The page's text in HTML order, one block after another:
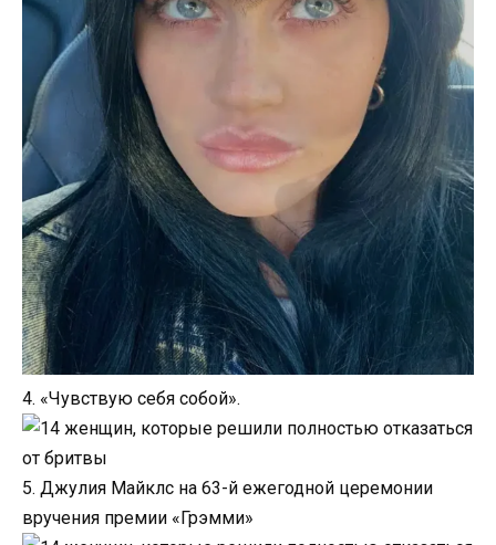
4. «Чувствую себя собой».
5. Джулия Майклс на 63-й ежегодной церемонии
вручения премии «Грэмми»